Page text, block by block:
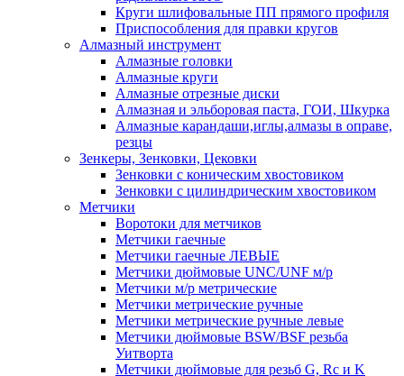
Круги шлифовальные ПП прямого профиля
Приспособления для правки кругов
Алмазный инструмент
Алмазные головки
Алмазные круги
Алмазные отрезные диски
Алмазная и эльборовая паста, ГОИ, Шкурка
Алмазные карандаши,иглы,алмазы в оправе,
резцы
Зенкеры, Зенковки, Цековки
Зенковки с коническим хвостовиком
Зенковки с цилиндрическим хвостовиком
Метчики
Воротоки для метчиков
Метчики гаечные
Метчики гаечные ЛЕВЫЕ
Метчики дюймовые UNC/UNF м/р
Метчики м/р метрические
Метчики метрические ручные
Метчики метрические ручные левые
Метчики дюймовые BSW/BSF резьба
Уитворта
Метчики дюймовые для резьб G, Rc и K